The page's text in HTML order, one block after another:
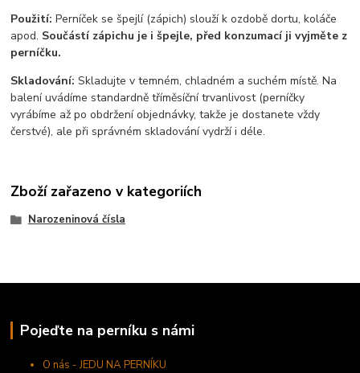
Použití:Perníček se špejlí (zápich) slouží k ozdobě dortu, koláče
apod. Součástí zápichu je i špejle, před konzumací ji vyjměte z
perníčku.
Skladování: Skladujte v temném, chladném a suchém místě. Na
balení uvádíme standardně tříměsíční trvanlivost (perníčky
vyrábíme až po obdržení objednávky, takže je dostanete vždy
čerstvé), ale při správném skladování vydrží i déle.
Zboží zařazeno v kategoriích
Narozeninová čísla
Pojeďte na perníku s námi
O nás - JEDU NA PERNÍKU